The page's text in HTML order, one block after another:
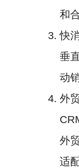
和
快
垂
动
外
外
适